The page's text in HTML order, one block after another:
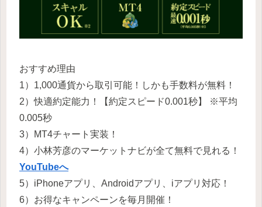
おすすめ理由
1）1,000通貨から取引可能！しかも手数料が無料！
2）快適約定能力！【約定スピード0.001秒】 ※平均
0.005秒
3）MT4チャート実装！
4）小林芳彦のマーケットナビが全て無料で見れる！
YouTubeへ
5）iPhoneアプリ、Androidアプリ、iアプリ対応！
6）お得なキャンペーンを毎月開催！